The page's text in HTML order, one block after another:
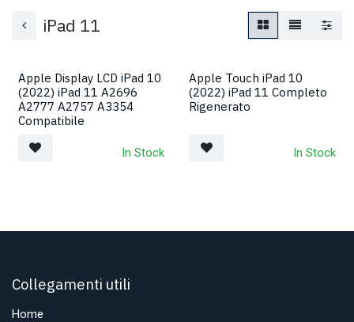
iPad 11
Apple Display LCD iPad 10
(2022) iPad 11 A2696
A2777 A2757 A3354
Compatibile
In Stock
Apple Touch iPad 10
(2022) iPad 11 Completo
Rigenerato
In Stock
Collegamenti utili
Home